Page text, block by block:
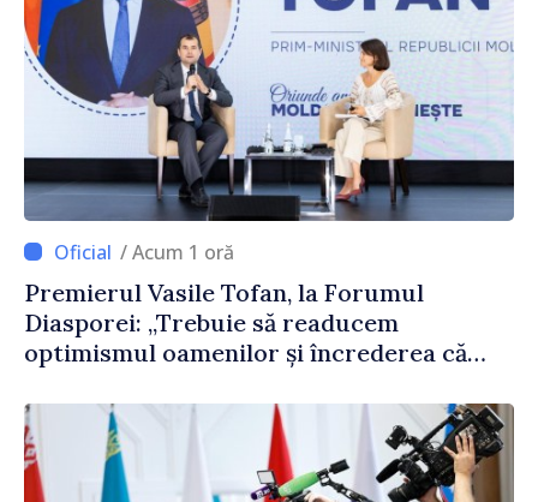
/ Acum 1 oră
Premierul Vasile Tofan, la Forumul
Diasporei: „Trebuie să readucem
optimismul oamenilor și încrederea că
corectă”